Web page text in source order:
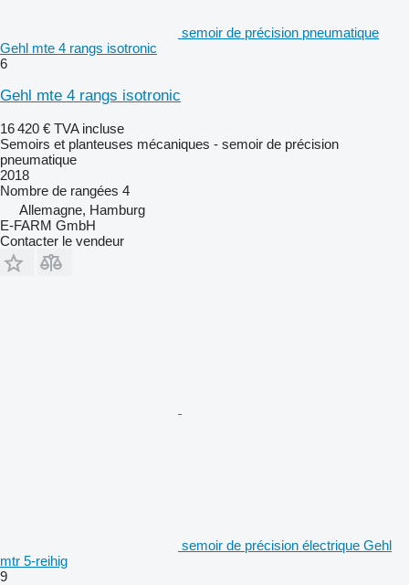
semoir de précision pneumatique
Gehl mte 4 rangs isotronic
6
Gehl mte 4 rangs isotronic
16 420 € TVA incluse
Semoirs et planteuses mécaniques - semoir de précision
pneumatique
2018
Nombre de rangées 4
Allemagne, Hamburg
E-FARM GmbH
Contacter le vendeur
semoir de précision électrique Gehl
mtr 5-reihig
9